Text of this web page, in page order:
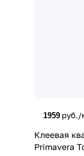
1959 руб./
Клеевая
Primavera